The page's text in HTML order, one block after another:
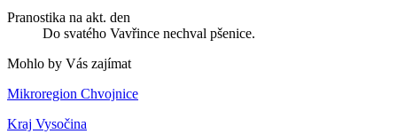
Pranostika na akt. den
Do svatého Vavřince nechval pšenice.
Mohlo by Vás zajímat
Mikroregion Chvojnice
Kraj Vysočina